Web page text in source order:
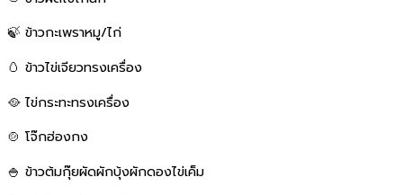
🍃 ข้าวกะเพราหมู/ไก่
🥚 ข้าวไข่เจียวทรงเครื่อง
🥘 ไข่กระทะทรงเครื่อง
🍲 โจ๊กฮ่องกง
🍚 ข้าวต้มกุ๊ยผัดผักบุ้งผักดองไข่เค็ม